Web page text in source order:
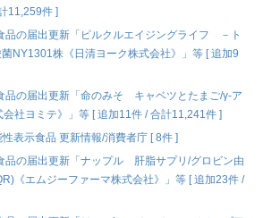
11,259件 ]
品の届出更新「ピルクルエイジングライフ －ト
NY1301株《日清ヨーク株式会社》」等 [ 追加9
品の届出更新「命のみそ キャベツとたまご/γ-ア
会社ヨミテ》」等 [ 追加11件 / 合計11,241件 ]
表示食品 更新情報/消費者庁 [ 8件 ]
品の届出更新「ナップル 肝脂サプリ/グロビン由
《エムジーファーマ株式会社》」等 [ 追加23件 /